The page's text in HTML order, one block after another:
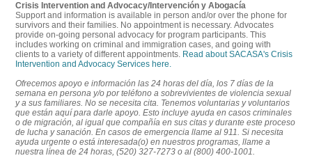
Crisis Intervention and Advocacy/Intervención y Abogacía
Support and information is available in person and/or over the phone for
survivors and their families. No appointment is necessary. Advocates
provide on-going personal advocacy for program participants. This
includes working on criminal and immigration cases, and going with
clients to a variety of different appointments. Read about SACASA's Crisis
Intervention and Advocacy Services here.
Ofrecemos apoyo e información las 24 horas del día, los 7 días de la
semana en persona y/o por teléfono a sobrevivientes de violencia sexual
y a sus familiares. No se necesita cita. Tenemos voluntarias y voluntarios
que están aquí para darle apoyo. Esto incluye ayuda en casos criminales
o de migración, al igual que compañía en sus citas y durante este proceso
de lucha y sanación. En casos de emergencia llame al 911. Si necesita
ayuda urgente o está interesada(o) en nuestros programas, llame a
nuestra línea de 24 horas, (520) 327-7273 o al (800) 400-1001.